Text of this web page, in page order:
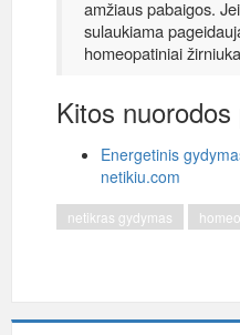
amžiaus pabaigos.
sulaukiama
homeopatiniai
Kitos
Energetinis
netikiu.com
netikras gydymas